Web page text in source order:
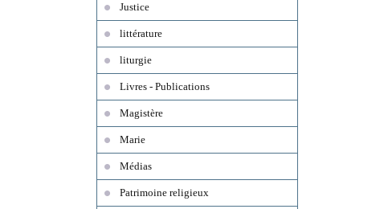
Justice
littérature
liturgie
Livres - Publications
Magistère
Marie
Médias
Patrimoine religieux